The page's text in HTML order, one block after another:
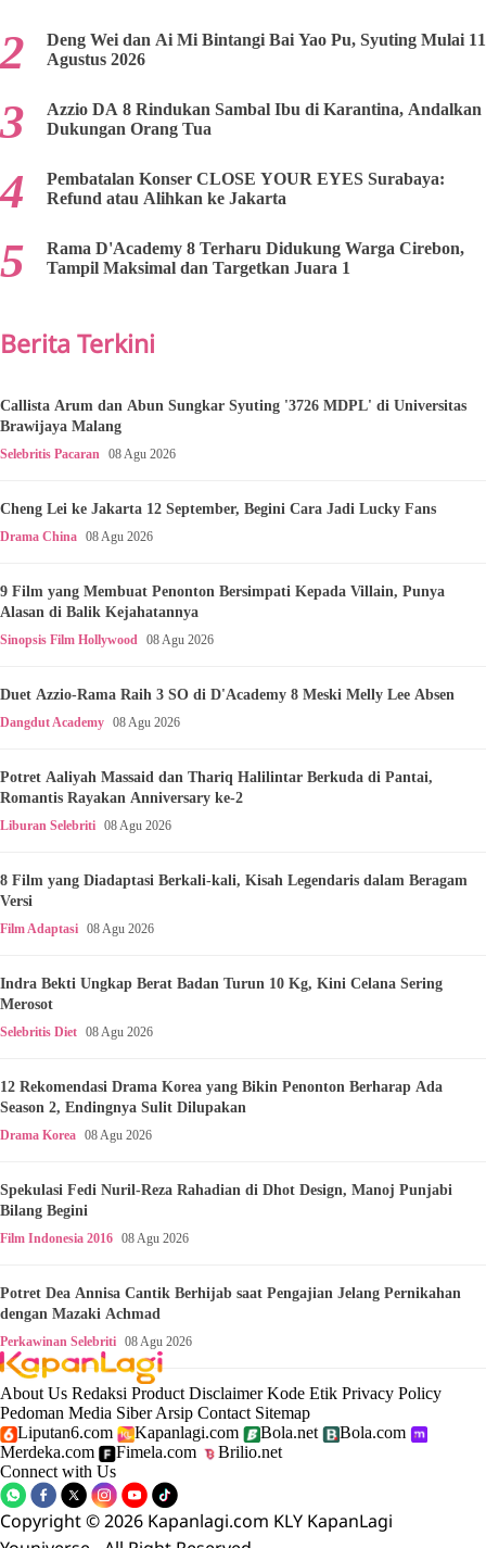
Deng Wei dan Ai Mi Bintangi Bai Yao Pu, Syuting Mulai 11
Agustus 2026
Azzio DA 8 Rindukan Sambal Ibu di Karantina, Andalkan
Dukungan Orang Tua
Pembatalan Konser CLOSE YOUR EYES Surabaya:
Refund atau Alihkan ke Jakarta
Rama D'Academy 8 Terharu Didukung Warga Cirebon,
Tampil Maksimal dan Targetkan Juara 1
Berita Terkini
Callista Arum dan Abun Sungkar Syuting '3726 MDPL' di Universitas
Brawijaya Malang
Selebritis Pacaran 08 Agu 2026
Cheng Lei ke Jakarta 12 September, Begini Cara Jadi Lucky Fans
Drama China 08 Agu 2026
9 Film yang Membuat Penonton Bersimpati Kepada Villain, Punya
Alasan di Balik Kejahatannya
Sinopsis Film Hollywood 08 Agu 2026
Duet Azzio-Rama Raih 3 SO di D'Academy 8 Meski Melly Lee Absen
Dangdut Academy 08 Agu 2026
Potret Aaliyah Massaid dan Thariq Halilintar Berkuda di Pantai,
Romantis Rayakan Anniversary ke-2
Liburan Selebriti 08 Agu 2026
8 Film yang Diadaptasi Berkali-kali, Kisah Legendaris dalam Beragam
Versi
Film Adaptasi 08 Agu 2026
Indra Bekti Ungkap Berat Badan Turun 10 Kg, Kini Celana Sering
Merosot
Selebritis Diet 08 Agu 2026
12 Rekomendasi Drama Korea yang Bikin Penonton Berharap Ada
Season 2, Endingnya Sulit Dilupakan
Drama Korea 08 Agu 2026
Spekulasi Fedi Nuril-Reza Rahadian di Dhot Design, Manoj Punjabi
Bilang Begini
Film Indonesia 2016 08 Agu 2026
Potret Dea Annisa Cantik Berhijab saat Pengajian Jelang Pernikahan
dengan Mazaki Achmad
Perkawinan Selebriti 08 Agu 2026
About Us Redaksi Product Disclaimer Kode Etik Privacy Policy
Pedoman Media Siber Arsip Contact Sitemap
Liputan6.com
Kapanlagi.com Bola.net
Bola.com
Merdeka.com
Fimela.com
Brilio.net
Connect with Us
Copyright © 2026 Kapanlagi.com KLY KapanLagi